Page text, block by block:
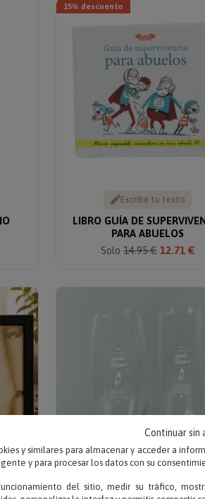
15% descuento
Escribe tu texto
LIBRO GUÍA DE
PARA ABUELOS
Solo 14.95 € 12.71 €
Escribe tu texto
y similares para almacenar y acceder a
y para procesar los datos con su
del sitio, medir su tráfico,
Continuar sin